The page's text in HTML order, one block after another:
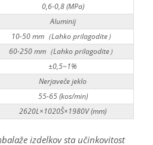
0,6-0,8 (MPa)
Aluminij
10-50 mm（Lahko prilagodite）
60-250 mm（Lahko prilagodite）
±0,5~1%
Nerjaveče jeklo
55-65 (kos/min)
2620L×1020Š×1980V (mm)
izdelkov sta učinkovitost